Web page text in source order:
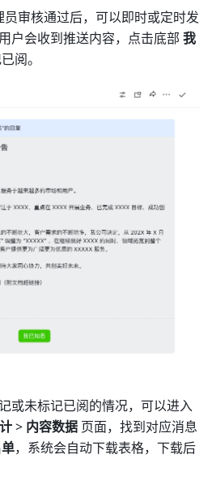
员审核通过后，可以即时或定时发
户会收到推送内容，点击底部 我
阅。
> 内容数据 页面，找到对应消息
，系统会自动下载表格，下载后